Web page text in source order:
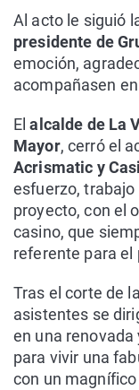
Al acto le siguió
presidente de
emoción,
acompañasen
Elalcalde de La
Mayor, cerró el
Acrismatic y
esfuerzo, trabajo
proyecto, con el
casino, que
referente para el
Tras el corte de
asistentes se
en una renovada
para vivir una
con un